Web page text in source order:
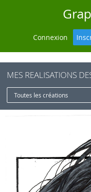
Connexion
MES REALISATIONS
Toutes les créations